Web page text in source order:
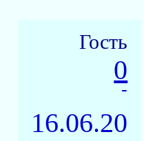
Гость
0
-
16.06.20